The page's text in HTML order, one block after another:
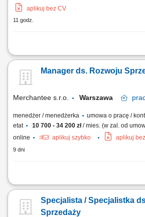
aplikuj bez CV
11 godz.
Opis stanowiska: Doradzanie klientom
rozwijanie długofalowych relacji biznesowych.
przedsiębiorstw i przygotowywanie
Manager ds. Rozwoju
Merchantee s.r.o. Warszawa
menedżer / menedżerka umowa o pracę /
etat
10 700 - 34 200 zł/ mies. (w zal. od
online
aplikuj szybko aplikuj
9 dni
Samodzielne prowadzenie kompleksowych
aż po finalizację kontraktu. Prezentowanie
nowoczesnych rozwiązań e-commerce i
Specjalista / Specjalistka
Sprzedaży